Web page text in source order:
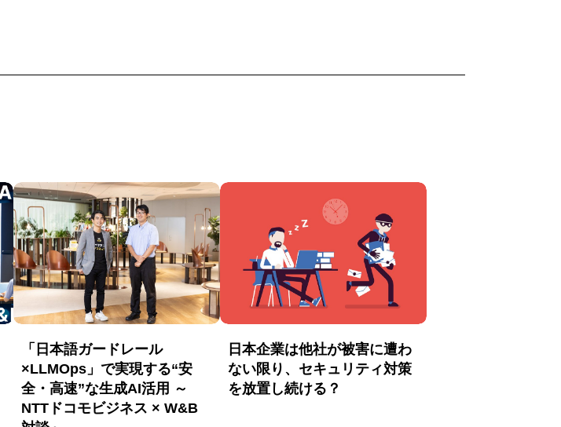
「日本語ガードレール
×LLMOps」で実現する“安
全・高速”な生成AI活用 ～
NTTドコモビジネス × W&B
日本企業は他社が被害に遭わ
ない限り、セキュリティ対策
を放置し続ける？